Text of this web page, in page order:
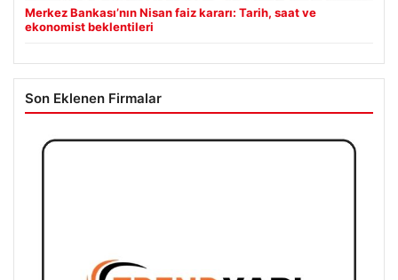
Son Eklenen Firmalar